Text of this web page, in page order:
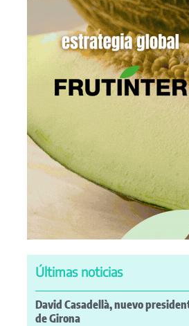
Últimas noticias
David Casadellà, nuevo
de Girona